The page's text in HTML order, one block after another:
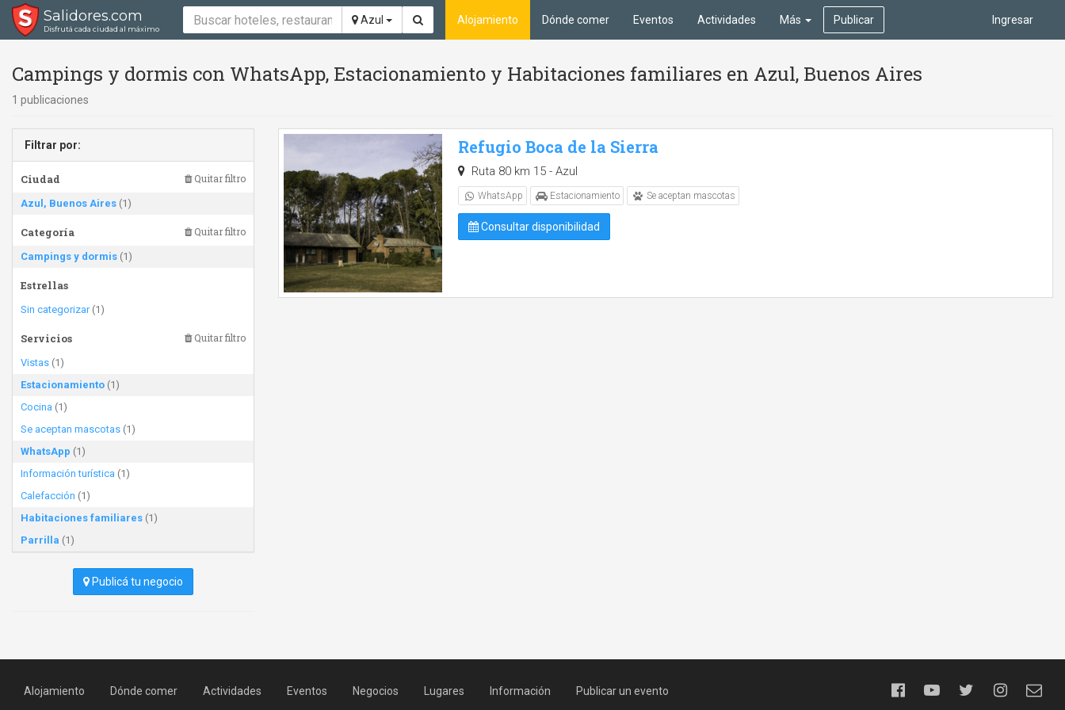
Salidores.com
Disfrutá cada ciudad al máximo
Azul Ingresar
Alojamiento Dónde comer Eventos Actividades Más Publicar
Campings y dormis con WhatsApp, Estacionamiento y Habitaciones familiares en Azul, Buenos Aires
1 publicaciones
Filtrar por:
Ciudad Quitar filtro
Azul, Buenos Aires (1)
Categoría Quitar filtro
Campings y dormis (1)
Estrellas
Sin categorizar(1)
Servicios Quitar filtro
Vistas (1)
Estacionamiento (1)
Cocina (1)
Se aceptan mascotas (1)
WhatsApp (1)
Información turística (1)
Calefacción (1)
Habitaciones familiares (1)
Parrilla (1)
Publicá tu negocio
Refugio Boca de la Sierra
Ruta 80 km 15 - Azul
WhatsApp Estacionamiento Se aceptan mascotas
Consultar disponibilidad
Alojamiento Dónde comer Actividades Eventos Negocios Lugares Información Publicar un evento